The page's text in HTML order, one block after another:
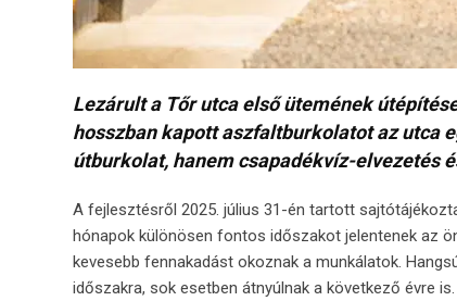
Lezárult a Tőr utca első ütemének
hosszban kapott aszfaltburkolatot az utca
útburkolat, hanem csapadékvíz-elvezetés
A fejlesztésről 2025. július 31-én tartott
hónapok különösen fontos időszakot jelentenek az
kevesebb fennakadást okoznak a munkálatok.
időszakra, sok esetben átnyúlnak a következő évre is.